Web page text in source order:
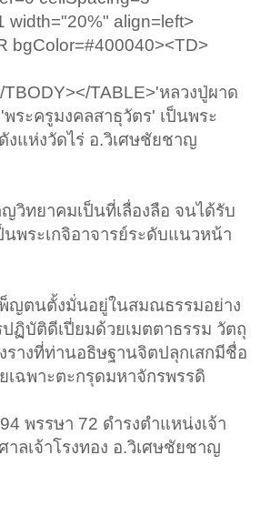
width="20%" align=left>
bgColor=#400040><TD>
TBODY></TABLE>'หลวงปู่ผาด
ระครูมงคลสาธุวัตร' เป็นพระ
งแห่งวัดไร่ อ.วิเศษชัยชาญ
วิทยาคมเป็นที่เลื่องลือ จนได้รับ
นพระเกจิอาจารย์ระดับแนวหน้า
พ็ญตนตั้งมั่นอยู่ในสมณธรรมอย่าง
ปฏิบัติดีเปี่ยมด้วยเมตตาธรรม วัตถุ
รางที่ท่านอธิษฐานจิตปลุกเสกมีชื่อ
เฉพาะตะกรุดมหาจักรพรรดิ
พรรษา 72 ดำรงตำแหน่งเจ้า
าลเจ้าโรงทอง อ.วิเศษชัยชาญ